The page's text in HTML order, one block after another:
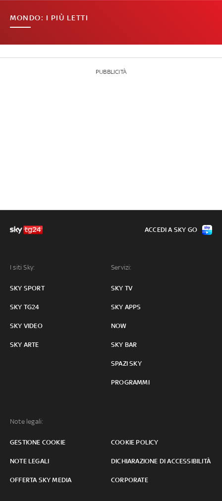
MONDO: I PIÙ LETTI
PUBBLICITÀ
I siti Sky:
SKY SPORT
SKY TG24
SKY VIDEO
SKY ARTE
Servizi:
SKY TV
SKY APPS
NOW
SKY BAR
SPAZI SKY
PROGRAMMI
Note legali:
GESTIONE COOKIE COOKIE POLICY
NOTE LEGALI DICHIARAZIONE DI ACCESSIBILITÀ
OFFERTA SKY MEDIA CORPORATE
ACCEDI A SKY GO